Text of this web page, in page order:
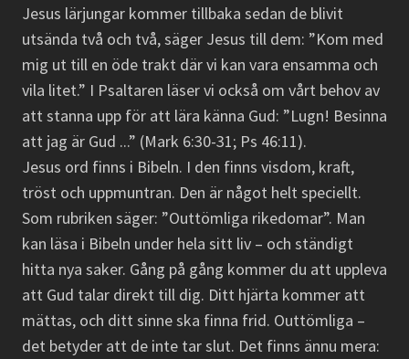
Jesus lärjungar kommer tillbaka sedan de blivit
utsända två och två, säger Jesus till dem: ”Kom med
mig ut till en öde trakt där vi kan vara ensamma och
vila litet.” I Psaltaren läser vi också om vårt behov av
att stanna upp för att lära känna Gud: ”Lugn! Besinna
att jag är Gud ...” (Mark 6:30-31; Ps 46:11).
Jesus ord finns i Bibeln. I den finns visdom, kraft,
tröst och uppmuntran. Den är något helt speciellt.
Som rubriken säger: ”Outtömliga rikedomar”. Man
kan läsa i Bibeln under hela sitt liv – och ständigt
hitta nya saker. Gång på gång kommer du att uppleva
att Gud talar direkt till dig. Ditt hjärta kommer att
mättas, och ditt sinne ska finna frid. Outtömliga –
det betyder att de inte tar slut. Det finns ännu mera: